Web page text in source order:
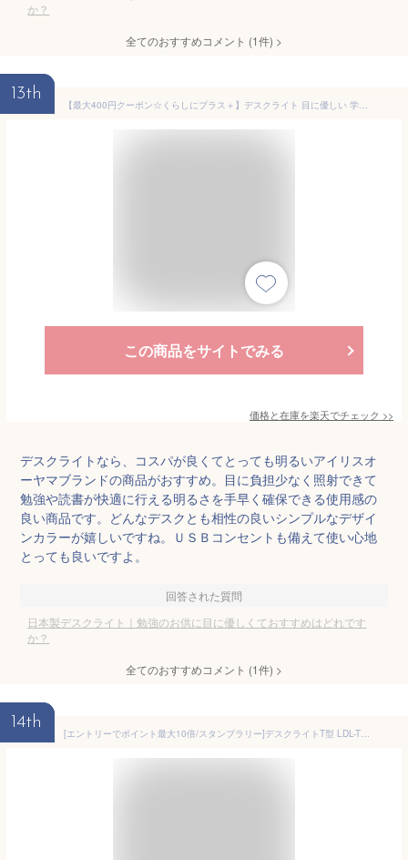
か？
全てのおすすめコメント (1件) >
13th
【最大400円クーポン☆くらしにプラス＋】デスクライト 目に優しい 学習机 led LDL-701CL-W ledデスクライト アイリスオーヤマ 3000lx 目に優しい まぶしさガード USBコンセント付 学習机 無段階調節 調光 卓上ライト 子供部屋 寝室 読書灯 卓上照明 卓上
この商品をサイトでみる
価格と在庫を楽天でチェック >>
デスクライトなら、コスパが良くてとっても明るいアイリスオ
ーヤマブランドの商品がおすすめ。目に負担少なく照射できて
勉強や読書が快適に行える明るさを手早く確保できる使用感の
良い商品です。どんなデスクとも相性の良いシンプルなデザイ
ンカラーが嬉しいですね。ＵＳＢコンセントも備えて使い心地
とっても良いですよ。
回答された質問
日本製デスクライト｜勉強のお供に目に優しくておすすめはどれです
か？
全てのおすすめコメント (1件) >
14th
[エントリーでポイント最大10倍/スタンプラリー]デスクライトT型 LDL-TBDL-B LDL-TCDL-B ベースタイプ クランプタイプ 送料無料 LED デスクライト T型 ベースタイプ クランプタイプ LEDライト 卓上 ライト デスク アイリスオーヤマ[安心延長保証対象]